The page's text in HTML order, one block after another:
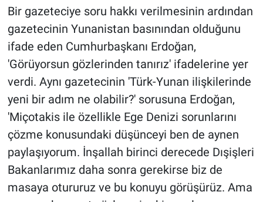
Bir gazeteciye soru hakkı verilmesinin ardından
gazetecinin Yunanistan basınından olduğunu
ifade eden Cumhurbaşkanı Erdoğan,
'Görüyorsun gözlerinden tanırız' ifadelerine yer
verdi. Aynı gazetecinin 'Türk-Yunan ilişkilerinde
yeni bir adım ne olabilir?' sorusuna Erdoğan,
'Miçotakis ile özellikle Ege Denizi sorunlarını
çözme konusundaki düşünceyi ben de aynen
paylaşıyorum. İnşallah birinci derecede Dışişleri
Bakanlarımız daha sonra gerekirse biz de
masaya otururuz ve bu konuyu görüşürüz. Ama